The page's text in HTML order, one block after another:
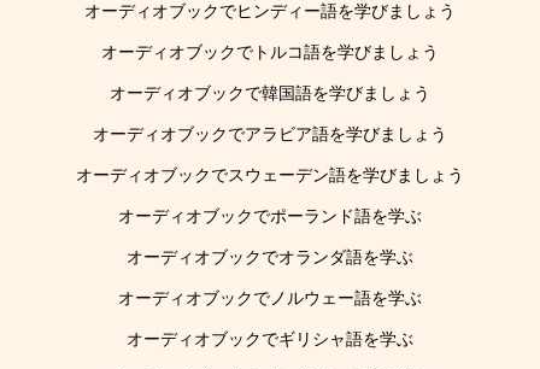
オーディオブックでヒンディー語を学びましょう
オーディオブックでトルコ語を学びましょう
オーディオブックで韓国語を学びましょう
オーディオブックでアラビア語を学びましょう
オーディオブックでスウェーデン語を学びましょう
オーディオブックでポーランド語を学ぶ
オーディオブックでオランダ語を学ぶ
オーディオブックでノルウェー語を学ぶ
オーディオブックでギリシャ語を学ぶ